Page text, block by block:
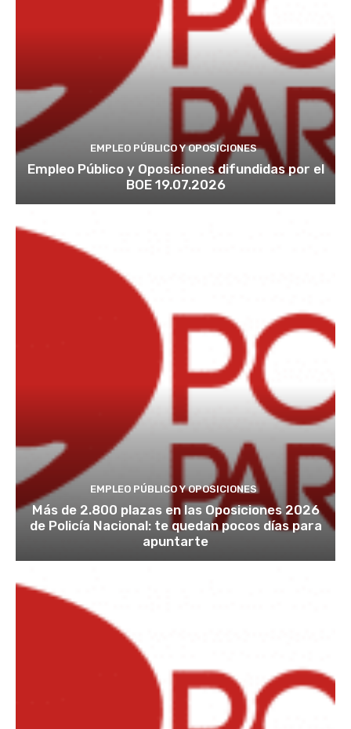
EMPLEO PÚBLICO Y OPOSICIONES
Empleo Público y Oposiciones difundidas por el
BOE 19.07.2026
EMPLEO PÚBLICO Y OPOSICIONES
Más de 2.800 plazas en las Oposiciones 2026
de Policía Nacional: te quedan pocos días para
apuntarte